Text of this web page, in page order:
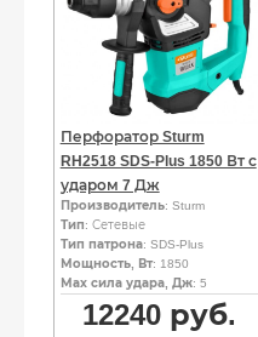
Перфоратор Sturm
RH2518 SDS-Plus 1850 Вт с
ударом 7 Дж
Производитель: Sturm
Тип: Сетевые
Тип патрона: SDS-Plus
Мощность, Вт: 1850
Мах сила удара, Дж: 5
12240 руб.